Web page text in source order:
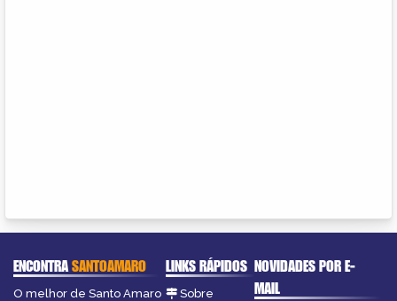
ENCONTRASANTOAMARO
O melhor de Santo Amaro
LINKS RÁPIDOS
Sobre
NOVIDADES POR E-
MAIL